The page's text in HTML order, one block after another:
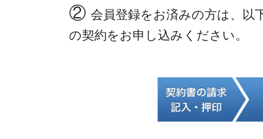
② 会員登録をお済みの方は、以
の契約をお申し込みください。